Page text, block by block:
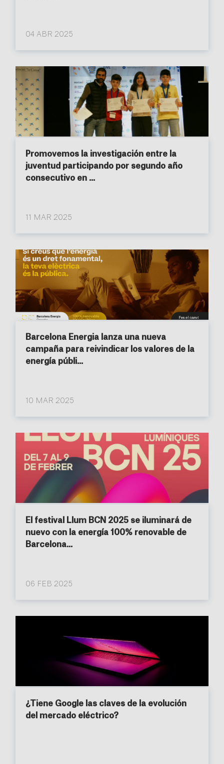
04 ABR 2025
Promovemos la investigación entre la
juventud participando por segundo año
consecutivo en ...
11 MAR 2025
Barcelona Energia lanza una nueva
campaña para reivindicar los valores de la
energía públi...
10 MAR 2025
El festival Llum BCN 2025 se iluminará de
nuevo con la energía 100% renovable de
Barcelona...
06 FEB 2025
¿Tiene Google las claves de la evolución
del mercado eléctrico?